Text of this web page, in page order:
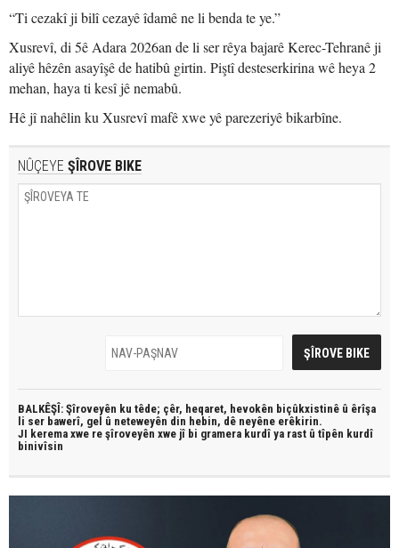
“Ti cezakî ji bilî cezayê îdamê ne li benda te ye.”
Xusrevî, di 5ê Adara 2026an de li ser rêya bajarê Kerec-Tehranê ji
aliyê hêzên asayîşê de hatibû girtin. Piştî desteserkirina wê heya 2
mehan, haya ti kesî jê nemabû.
Hê jî nahêlin ku Xusrevî mafê xwe yê parezeriyê bikarbîne.
NÛÇEYE ŞÎROVE BIKE
BALKÊŞÎ: Şîroveyên ku têde; çêr, heqaret, hevokên biçûkxistinê û êrîşa
li ser bawerî, gel û neteweyên din hebin, dê neyêne erêkirin.
JI kerema xwe re şîroveyên xwe jî bi gramera kurdî ya rast û tîpên kurdî
binivîsin